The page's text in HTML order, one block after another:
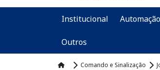
Institucional
Outros
Comando e Sinalização